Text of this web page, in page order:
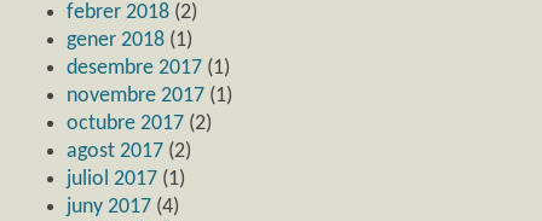
febrer 2018 (2)
gener 2018 (1)
desembre 2017 (1)
novembre 2017 (1)
octubre 2017 (2)
agost 2017 (2)
juliol 2017 (1)
juny 2017 (4)